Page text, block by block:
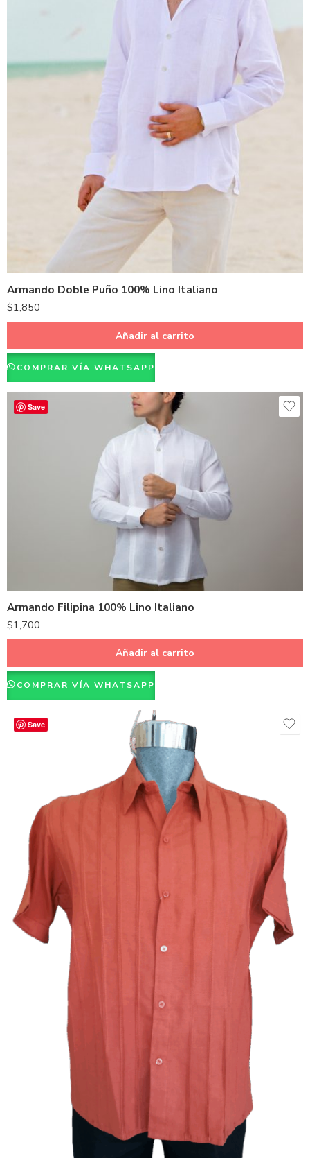
Armando Doble Puño 100% Lino Italiano
$1,850
Añadir al carrito
COMPRAR VÍA WHATSAPP
Save
Armando Filipina 100% Lino Italiano
$1,700
Añadir al carrito
COMPRAR VÍA WHATSAPP
Save